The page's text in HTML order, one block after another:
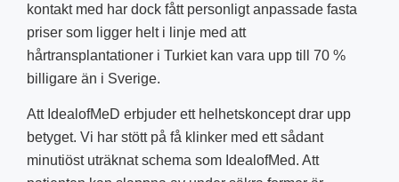
kontakt med har dock fått personligt anpassade fasta
priser som ligger helt i linje med att
hårtransplantationer i Turkiet kan vara upp till 70 %
billigare än i Sverige.
Att IdealofMeD erbjuder ett helhetskoncept drar upp
betyget. Vi har stött på få klinker med ett sådant
minutiöst uträknat schema som IdealofMed. Att